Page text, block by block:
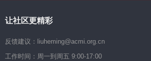
让社区更精彩
反馈建议：liuheming@acmi.org.cn
工作时间：周一到周五 9:00-17:00